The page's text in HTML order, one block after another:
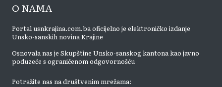
O NAMA
Portal usnkrajina.com.ba oficijelno je elektroničko izdanje
Unsko-sanskih novina Krajine
Osnovala nas je Skupštine Unsko-sanskog kantona kao javno
poduzeće s ograničenom odgovornošću
Potražite nas na društvenim mrežama: